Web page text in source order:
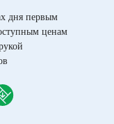
дня первым
ценам